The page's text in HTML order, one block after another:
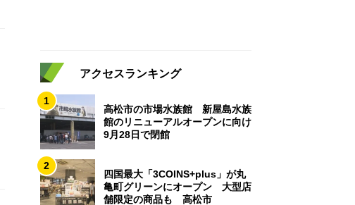
アクセスランキング
1
高松市の市場水族館 新屋島水族
館のリニューアルオープンに向け
9月28日で閉館
2
四国最大「3COINS+plus」が丸
亀町グリーンにオープン 大型店
舗限定の商品も 高松市